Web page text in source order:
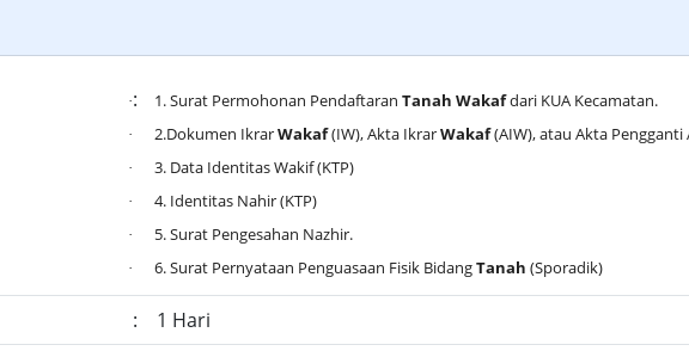
:
· 1. Surat Permohonan Pendaftaran Tanah Wakafdari KUA Kecamatan.
· 2.Dokumen IkrarWakaf(IW), Akta IkrarWakaf(AIW), atau Akta Pengganti
· 3. Data Identitas Wakif (KTP)
· 4. Identitas Nahir (KTP)
· 5. Surat Pengesahan Nazhir.
· 6. Surat Pernyataan Penguasaan Fisik BidangTanah (Sporadik)
: 1 Hari